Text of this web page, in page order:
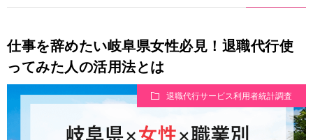
仕事を辞めたい岐阜県女性必見！退職代行使
ってみた人の活用法とは
退職代行サービス利用者統計調査